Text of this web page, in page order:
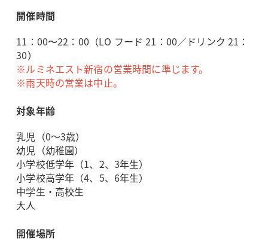
開催時間
11：00〜22：00（LO フード 21：00／ドリンク 21：
30）
※ルミネエスト新宿の営業時間に準じます。
※雨天時の営業は中止。
対象年齢
乳児（0～3歳）
幼児（幼稚園）
小学校低学年（1、2、3年生）
小学校高学年（4、5、6年生）
中学生・高校生
大人
開催場所